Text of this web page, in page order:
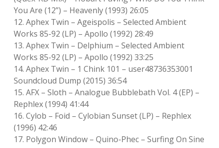
You Are (12”) – Heavenly (1993) 26:05
12. Aphex Twin – Ageispolis – Selected Ambient
Works 85-92 (LP) – Apollo (1992) 28:49
13. Aphex Twin – Delphium – Selected Ambient
Works 85-92 (LP) – Apollo (1992) 33:25
14. Aphex Twin – 1 Chink 101 – user48736353001
Soundcloud Dump (2015) 36:54
15. AFX – Sloth – Analogue Bubblebath Vol. 4 (EP) –
Rephlex (1994) 41:44
16. Cylob – Foid – Cylobian Sunset (LP) – Rephlex
(1996) 42:46
17. Polygon Window – Quino-Phec – Surfing On Sine